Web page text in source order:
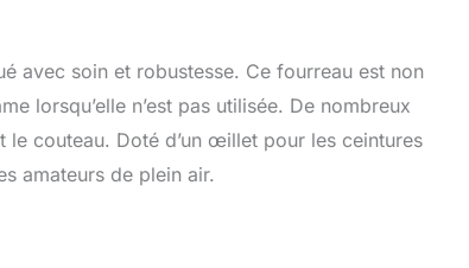
avec soin et robustesse. Ce fourreau est non
lorsqu’elle n’est pas utilisée. De nombreux
couteau. Doté d’un œillet pour les ceintures
amateurs de plein air.